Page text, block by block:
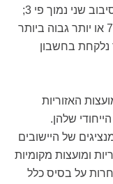
לשאר הרשויות; שיעור המרוצים שהגיעו לסיבוב שני נמוך פי 3;
ושיעור המרוצים שבהם המנצח זכה ב-70% או יותר גבוה ביותר
נלקחת בחשבון
האזוריות
שלהן.
של היישובים
ומועצות מקומיות
על בסיס כלל